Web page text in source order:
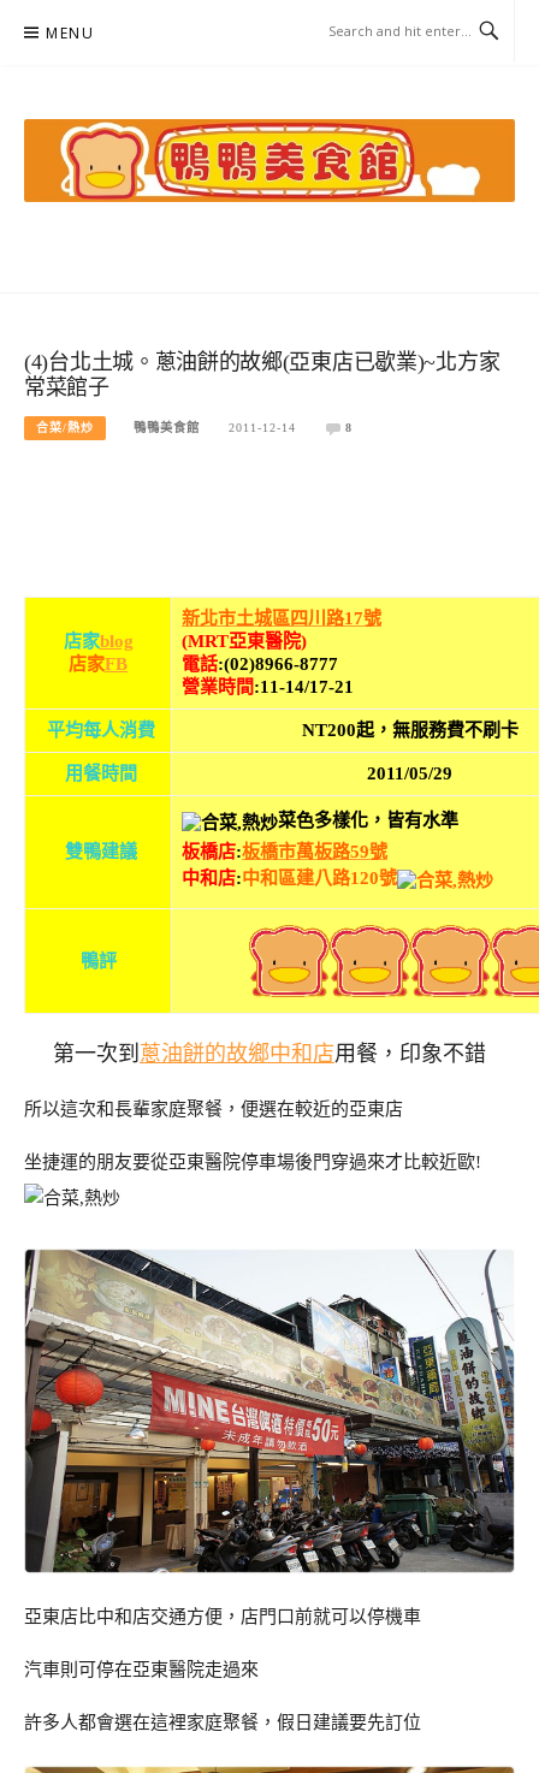
MENU
(4)台北土城。蔥油餅的故鄉(亞東店已歇業)~北方家
常菜館子
合菜/熱炒 鴨鴨美食館 2011-12-14 8
店家blog
店家FB
新北市土城區四川路17號
(MRT亞東醫院)
電話:(02)8966-8777
營業時間:11-14/17-21
平均每人消費 NT200起，無服務費不刷卡
用餐時間 2011/05/29
雙鴨建議
菜色多樣化，皆有水準
板橋店:板橋市萬板路59號
中和店:中和區建八路120號
鴨評
第一次到 蔥油餅的故鄉中和店用餐，印象不錯
所以這次和長輩家庭聚餐，便選在較近的亞東店
坐捷運的朋友要從亞東醫院停車場後門穿過來才比較近歐!
亞東店比中和店交通方便，店門口前就可以停機車
汽車則可停在亞東醫院走過來
許多人都會選在這裡家庭聚餐，假日建議要先訂位